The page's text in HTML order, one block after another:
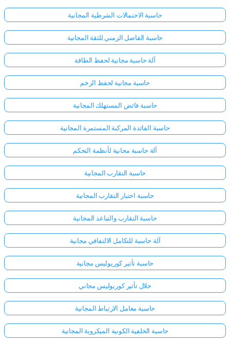
حاسبة الاحتمالات الشرطية المجانية
حاسبة الفاصل الزمني للثقة المجانية
آلة حاسبة مجانية لحفظ الطاقة
حاسبة مجانية لحفظ الزخم
حاسبة فائض المستهلك المجانية
حاسبة الفائدة المركبة المستمرة المجانية
آلة حاسبة مجانية لأنظمة التحكم
حاسبة التقارب المجانية
حاسبة اختبار التقارب المجانية
حاسبة التقارب والتباعد المجانية
آلة حاسبة للتكامل الالتفافي مجانية
حاسبة تأثير كوريوليس مجانية
حلال تأثير كوريوليس مجاني
حاسبة معامل الارتباط المجانية
حاسبة الخلفية الكونية الميكروية المجانية